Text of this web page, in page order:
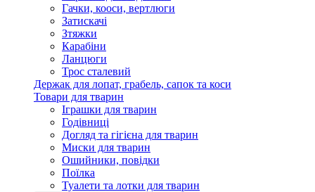
Гачки, кооси, вертлюги
Затискачі
Зтяжки
Карабіни
Ланцюги
Трос сталевий
Держак для лопат, грабель, сапок та коси
Товари для тварин
Іграшки для тварин
Годівниці
Догляд та гігієна для тварин
Миски для тварин
Ошийники, повідки
Поїлка
Туалети та лотки для тварин